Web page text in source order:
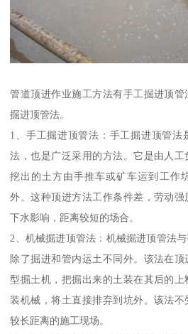
管道顶进作业施工方法有手工掘进顶
掘进顶管法。
1、手工掘进顶管法：手工掘进顶管法
法，也是广泛采用的方法。它是由人工
挖出的土方由手推车或矿车运到工作
外。这种顶进方法工作条件差，劳动
下水影响，距离较短的场合。
2、机械掘进顶管法：机械掘进顶管法
除了掘进和管内运土不同外。该法在
型掘土机，把掘出来的土装在其后的
装机械，将土直接排弃到坑外。该法
较长距离的施工现场。